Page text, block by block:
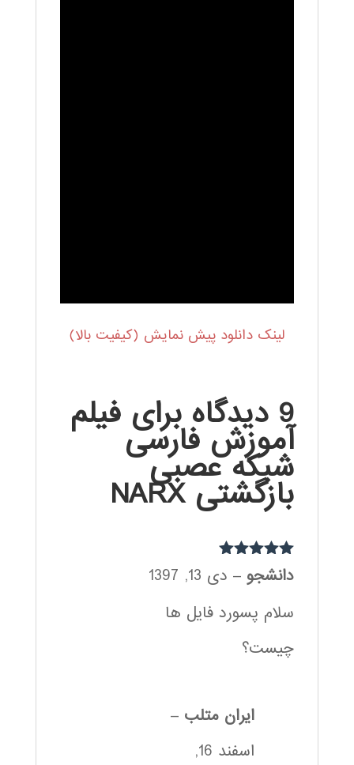
لینک دانلود پیش نمایش (کیفیت بالا)
9 دیدگاه برای فیلم
آموزش فارسی
شبکه عصبی
بازگشتی NARX
نمره
دانشجو – دی 13, 1397
سلام پسورد فایل ها
چیست؟
ایران متلب –
اسفند 16,